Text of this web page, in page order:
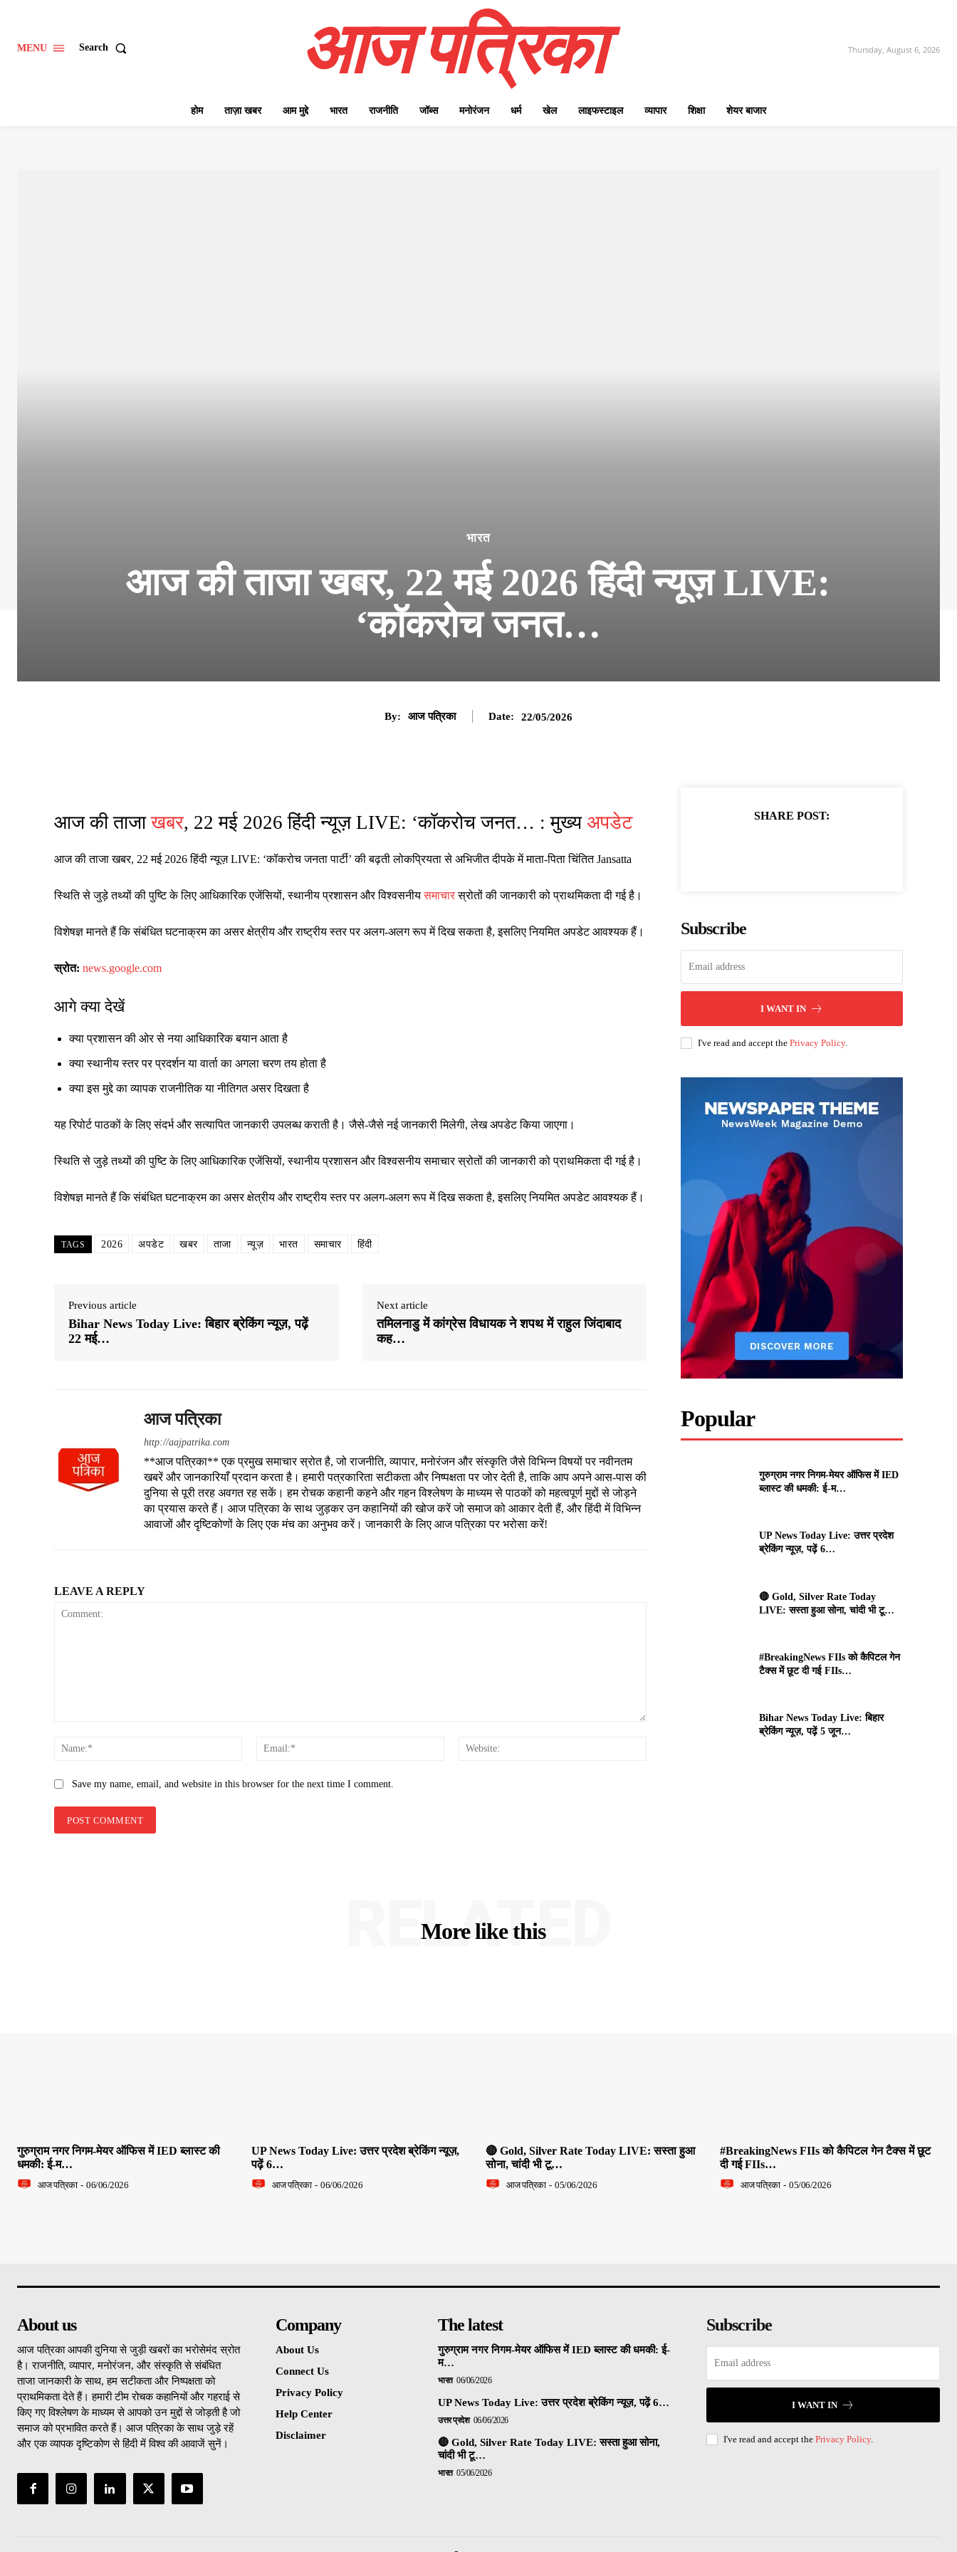
MENU Search आज पत्रिका Thursday, August 6, 2026
होम ताज़ा खबर आम मुद्दे भारत राजनीति जॉब्स मनोरंजन धर्म खेल लाइफस्टाइल व्यापार शिक्षा शेयर बाजार
भारत
आज की ताजा खबर, 22 मई 2026 हिंदी न्यूज़ LIVE:
‘कॉकरोच जनत…
By: आज पत्रिका Date: 22/05/2026
आज की ताजाखबर, 22 मई 2026 हिंदी न्यूज़ LIVE: ‘कॉकरोच जनत… : मुख्य अपडेट
आज की ताजा खबर, 22 मई 2026 हिंदी न्यूज़ LIVE: ‘कॉकरोच जनता पार्टी’ की बढ़ती लोकप्रियता से अभिजीत दीपके में माता-पिता चिंतित Jansatta
स्थिति से जुड़े तथ्यों की पुष्टि के लिए आधिकारिक एजेंसियों, स्थानीय प्रशासन और विश्वसनीयसमाचारस्रोतों की जानकारी को प्राथमिकता दी गई है।
विशेषज्ञ मानते हैं कि संबंधित घटनाक्रम का असर क्षेत्रीय और राष्ट्रीय स्तर पर अलग-अलग रूप में दिख सकता है, इसलिए नियमित अपडेट आवश्यक हैं।
स्रोत: news.google.com
आगे क्या देखें
क्या प्रशासन की ओर से नया आधिकारिक बयान आता है
क्या स्थानीय स्तर पर प्रदर्शन या वार्ता का अगला चरण तय होता है
क्या इस मुद्दे का व्यापक राजनीतिक या नीतिगत असर दिखता है
यह रिपोर्ट पाठकों के लिए संदर्भ और सत्यापित जानकारी उपलब्ध कराती है। जैसे-जैसे नई जानकारी मिलेगी, लेख अपडेट किया जाएगा।
स्थिति से जुड़े तथ्यों की पुष्टि के लिए आधिकारिक एजेंसियों, स्थानीय प्रशासन और विश्वसनीय समाचार स्रोतों की जानकारी को प्राथमिकता दी गई है।
विशेषज्ञ मानते हैं कि संबंधित घटनाक्रम का असर क्षेत्रीय और राष्ट्रीय स्तर पर अलग-अलग रूप में दिख सकता है, इसलिए नियमित अपडेट आवश्यक हैं।
TAGS 2026 अपडेट खबर ताजा न्यूज़ भारत समाचार हिंदी
Previous article
Bihar News Today Live: बिहार ब्रेकिंग न्यूज़, पढ़ें
22 मई…
Next article
तमिलनाडु में कांग्रेस विधायक ने शपथ में राहुल जिंदाबाद
कह…
आज पत्रिका
http://aajpatrika.com
**आज पत्रिका** एक प्रमुख समाचार स्रोत है, जो राजनीति, व्यापार, मनोरंजन और संस्कृति जैसे विभिन्न विषयों पर नवीनतम
खबरें और जानकारियाँ प्रदान करता है। हमारी पत्रकारिता सटीकता और निष्पक्षता पर जोर देती है, ताकि आप अपने आस-पास की
दुनिया से पूरी तरह अवगत रह सकें। हम रोचक कहानी कहने और गहन विश्लेषण के माध्यम से पाठकों को महत्वपूर्ण मुद्दों से जोड़ने
का प्रयास करते हैं। आज पत्रिका के साथ जुड़कर उन कहानियों की खोज करें जो समाज को आकार देती हैं, और हिंदी में विभिन्न
आवाजों और दृष्टिकोणों के लिए एक मंच का अनुभव करें। जानकारी के लिए आज पत्रिका पर भरोसा करें!
LEAVE A REPLY
Name:*
Email:*
Save my name, email, and website in this browser for the next time I comment.
SHARE POST:
Subscribe
I WANT IN
I've read and accept thePrivacy Policy.
Popular
गुरुग्राम नगर निगम-मेयर ऑफिस में IED
ब्लास्ट की धमकी: ई-म…
UP News Today Live: उत्तर प्रदेश
ब्रेकिंग न्यूज़, पढ़ें 6…
🔴 Gold, Silver Rate Today
LIVE: सस्ता हुआ सोना, चांदी भी टू…
#BreakingNews FIIs को कैपिटल गेन
टैक्स में छूट दी गई FIIs…
Bihar News Today Live: बिहार
ब्रेकिंग न्यूज़, पढ़ें 5 जून…
More like this
RELATED
गुरुग्राम नगर निगम-मेयर ऑफिस में IED ब्लास्ट की
धमकी: ई-म…
आज पत्रिका - 06/06/2026
UP News Today Live: उत्तर प्रदेश ब्रेकिंग न्यूज़,
पढ़ें 6…
आज पत्रिका - 06/06/2026
🔴 Gold, Silver Rate Today LIVE: सस्ता हुआ
सोना, चांदी भी टू…
आज पत्रिका - 05/06/2026
#BreakingNews FIIs को कैपिटल गेन टैक्स में छूट
दी गई FIIs…
आज पत्रिका - 05/06/2026
About us
आज पत्रिका आपकी दुनिया से जुड़ी खबरों का भरोसेमंद स्रोत
है। राजनीति, व्यापार, मनोरंजन, और संस्कृति से संबंधित
ताजा जानकारी के साथ, हम सटीकता और निष्पक्षता को
प्राथमिकता देते हैं। हमारी टीम रोचक कहानियों और गहराई से
किए गए विश्लेषण के माध्यम से आपको उन मुद्दों से जोड़ती है जो
समाज को प्रभावित करते हैं। आज पत्रिका के साथ जुड़े रहें
और एक व्यापक दृष्टिकोण से हिंदी में विश्व की आवाजें सुनें।
Company
About Us
Connect Us
Privacy Policy
Help Center
Disclaimer
The latest
गुरुग्राम नगर निगम-मेयर ऑफिस में IED ब्लास्ट की धमकी: ई-
म…
भारत 06/06/2026
UP News Today Live: उत्तर प्रदेश ब्रेकिंग न्यूज़, पढ़ें 6…
उत्तर प्रदेश 06/06/2026
🔴 Gold, Silver Rate Today LIVE: सस्ता हुआ सोना,
चांदी भी टू…
भारत 05/06/2026
Subscribe
I WANT IN
I've read and accept the Privacy Policy.